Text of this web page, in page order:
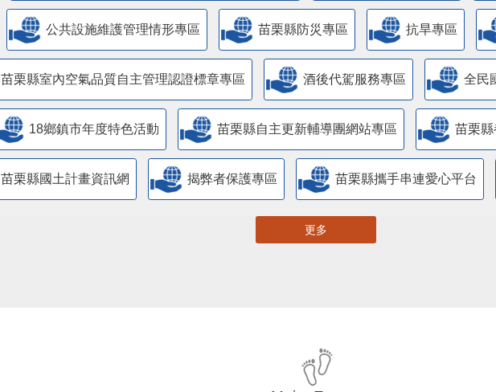
​公共設施維護管理情形專區 苗栗縣防災專區 抗旱專區
苗栗縣室內空氣品質自主管理認證標章專區 酒後代駕服務專區 全民
18鄉鎮市年度特色活動 苗栗縣自主更新輔導團網站專區 苗栗
苗栗縣國土計畫資訊網 揭弊者保護專區 苗栗縣攜手串連愛心平台
更多